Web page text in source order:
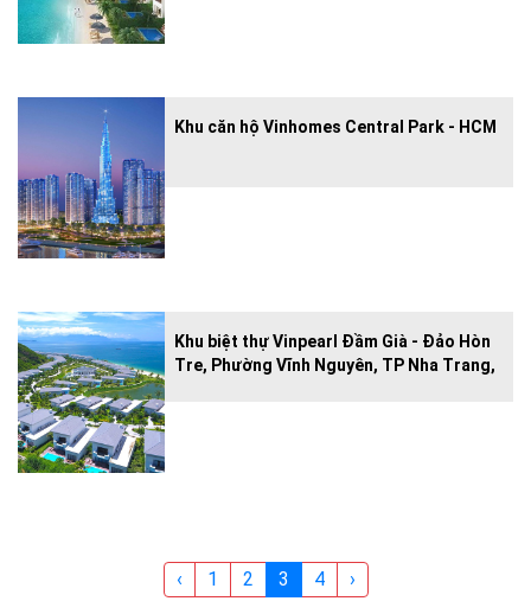
Khu căn hộ Vinhomes Central Park - HCM
Khu biệt thự Vinpearl Đầm Già - Đảo Hòn
Tre, Phường Vĩnh Nguyên, TP Nha Trang,
‹ 1 2 3 4 ›